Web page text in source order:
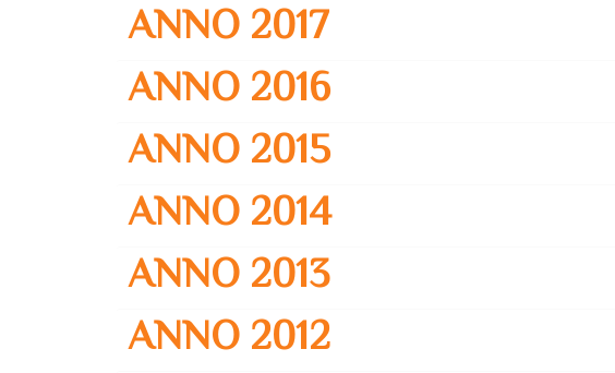
ANNO 2017
ANNO 2016
ANNO 2015
ANNO 2014
ANNO 2013
ANNO 2012